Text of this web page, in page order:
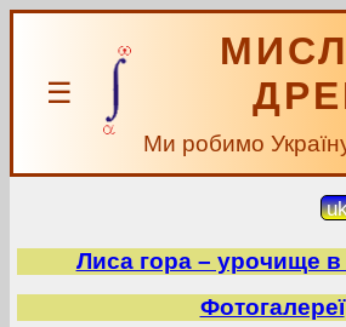
☰
Ми робимо
Лиса гора – урочище в
Фотогалереї